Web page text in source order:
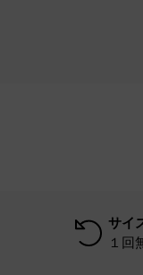
サイ
１回